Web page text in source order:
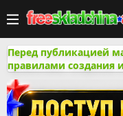
Перед публикацией
правилами создания